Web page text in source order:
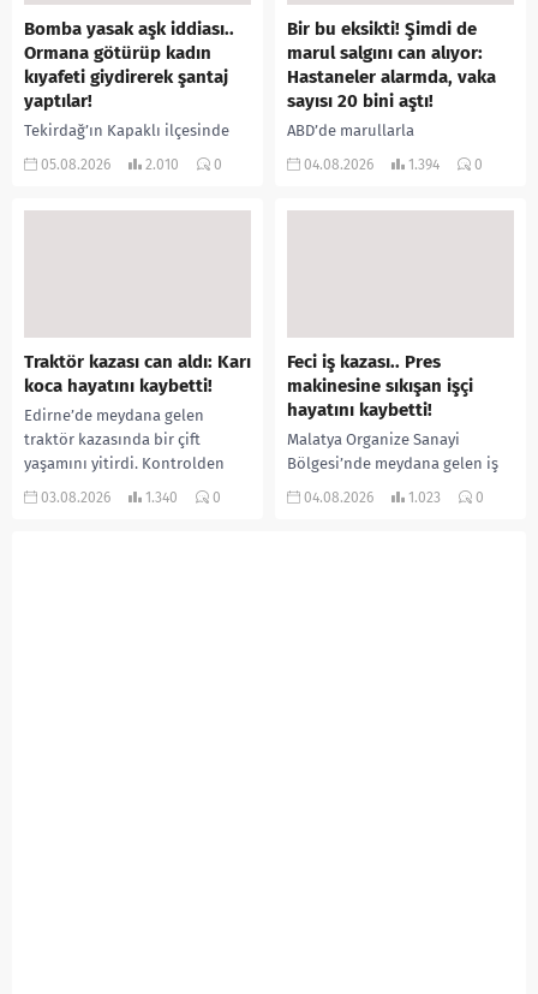
Bomba yasak aşk iddiası..
Ormana götürüp kadın
kıyafeti giydirerek şantaj
yaptılar!
Tekirdağ’ın Kapaklı ilçesinde
bir kişiyi, arkadaşının eşiyle
05.08.2026 2.010 0
Bir bu eksikti! Şimdi de
marul salgını can alıyor:
Hastaneler alarmda, vaka
sayısı 20 bini aştı!
ABD’de marullarla
ilişkilendirilen siklospora
04.08.2026 1.394 0
Traktör kazası can aldı: Karı
koca hayatını kaybetti!
Edirne’de meydana gelen
traktör kazasında bir çift
yaşamını yitirdi. Kontrolden
çıkarak devrilen traktörün
03.08.2026 1.340 0
Feci iş kazası.. Pres
makinesine sıkışan işçi
hayatını kaybetti!
Malatya Organize Sanayi
Bölgesi’nde meydana gelen iş
kazasında, pres makinesine
04.08.2026 1.023 0